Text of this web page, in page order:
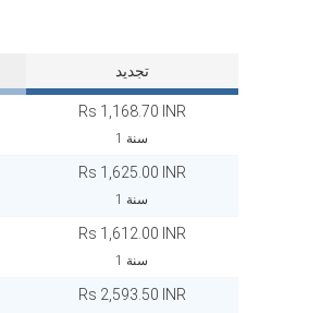
تجديد
Rs 1,168.70 INR
1 سنة
Rs 1,625.00 INR
1 سنة
Rs 1,612.00 INR
1 سنة
Rs 2,593.50 INR